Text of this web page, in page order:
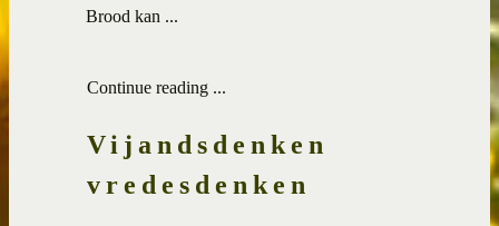
Brood kan ...
Continue reading ...
Vijandsdenken
vredesdenken